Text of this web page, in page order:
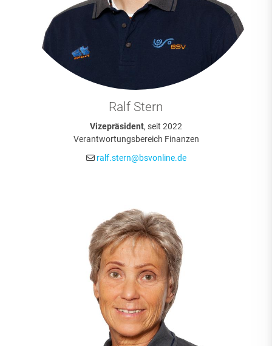
Ralf Stern
Vizepräsident, seit 2022
Verantwortungsbereich Finanzen
ralf.stern@bsvonline.de